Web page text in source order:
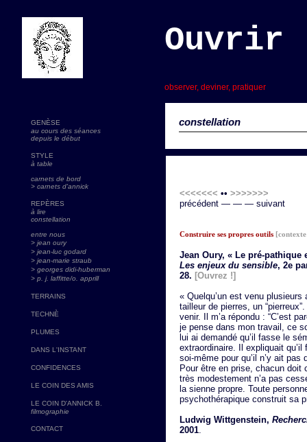
constellation
observer, deviner, pratiquer
GENÈSE
au cours des séances
depuis le début
STYLE
à table
carnets de bord
> carnets d'annick
REPÈRES
à lire
constellation
entre nous
> jean oury
> jean-luc godard
> jean-marie straub
> georges didi-huberman
> p. j. laffitte/o. apprill
TERRAINS
TECHNÈ
PLUMES
DANS L'INSTANT
CONFIDENCES
LE COIN DES AMIS
LE COIN D'ANNICK B.
filmographie
CONTACT
<<<<<<< •• >>>>>>>
précédent — — — suivant
Construire ses propres outils
Jean Oury, « Le pré-
Les enjeux du sensible, 2e
28. [Ouvrez !]
« Quelqu’un est venu
tailleur de pierres, un
venir. Il m’a répondu : “C’est
je pense dans mon travail, ce
lui ai demandé qu’il fasse le
extraordinaire. Il expliquait
soi-même pour qu’il n’y ait
Pour être en prise, chacun doit
très modestement n’a pas
la sienne propre. Toute
psychothérapique construit sa
Ludwig Wittgenstein,
2001.
Ouvrir